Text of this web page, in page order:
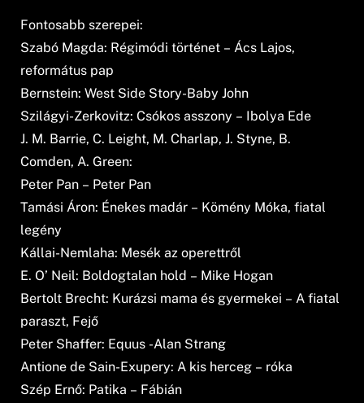
Fontosabb szerepei:
Szabó Magda: Régimódi történet – Ács Lajos,
református pap
Bernstein: West Side Story-Baby John
Szilágyi-Zerkovitz: Csókos asszony – Ibolya Ede
J. M. Barrie, C. Leight, M. Charlap, J. Styne, B.
Comden, A. Green:
Peter Pan – Peter Pan
Tamási Áron: Énekes madár – Kömény Móka, fiatal
legény
Kállai-Nemlaha: Mesék az operettről
E. O’ Neil: Boldogtalan hold – Mike Hogan
Bertolt Brecht: Kurázsi mama és gyermekei – A fiatal
paraszt, Fejő
Peter Shaffer: Equus -Alan Strang
Antione de Sain-Exupery: A kis herceg – róka
Szép Ernő: Patika – Fábián